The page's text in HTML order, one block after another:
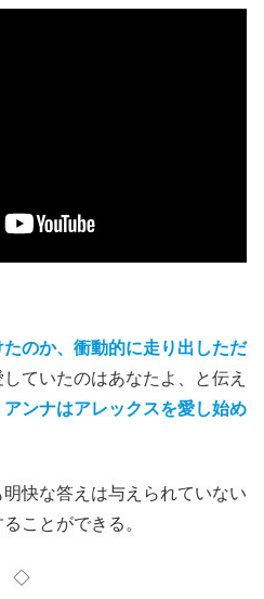
たのか、衝動的に走り出しただ
ていたのはあなたよ、と伝え
アンナはアレックスを愛し始め
快な答えは与えられていない
ことができる。
◇